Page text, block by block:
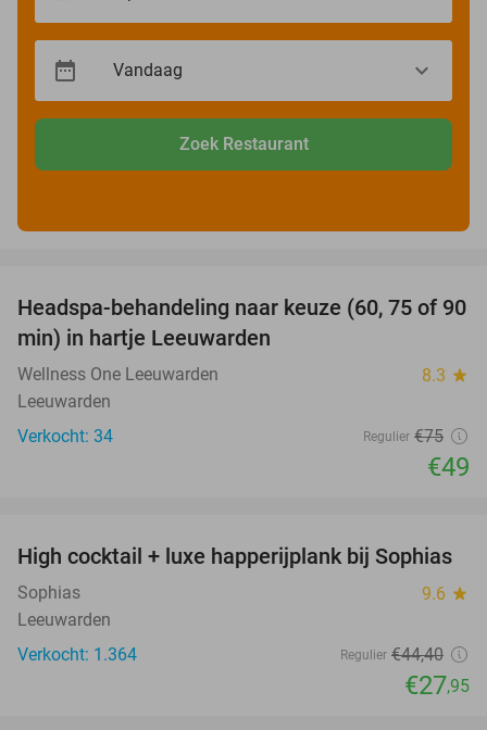
Zoek Restaurant
35%
Headspa-behandeling naar keuze (60, 75 of 90
min) in hartje Leeuwarden
Wellness One Leeuwarden 8.3 star
Leeuwarden
Verkocht: 34
Regulier €75
€49
37%
High cocktail + luxe happerijplank bij Sophias
Sophias 9.6 star
Leeuwarden
Verkocht: 1.364
Regulier €44,40
€27,95